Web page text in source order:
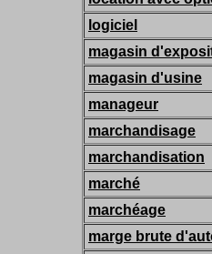
logiciel
magasin
magasin d'usine
manageur
marchandisage
marchandisation
marché
marchéage
marge brute